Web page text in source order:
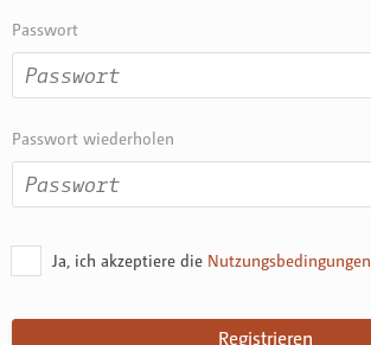
Passwort
Passwort wiederholen
Ja, ich akzeptiere die Nutzungsbedingungen
Registrieren